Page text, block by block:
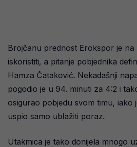
Brojčanu prednost Erokspor je na
iskoristiti, a pitanje pobjednika
Hamza Čataković. Nekadašnji
pogodio je u 94. minuti za 4:2 i
osigurao pobjedu svom timu, iako
uspio samo ublažiti poraz.
Utakmica je tako donijela mnogo